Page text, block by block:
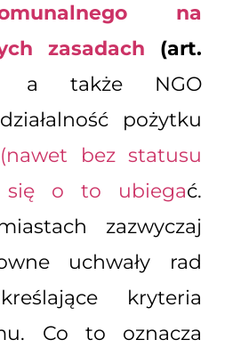
na
zasadach (art.
a także NGO
pożytku
bez statusu
się o to ubiegać.
zazwyczaj
uchwały rad
kryteria
Co to oznacza